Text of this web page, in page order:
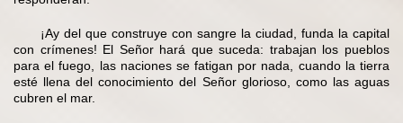
¡Ay del que construye con sangre la ciudad, funda la capital
con crímenes! El Señor hará que suceda: trabajan los pueblos
para el fuego, las naciones se fatigan por nada, cuando la tierra
esté llena del conocimiento del Señor glorioso, como las aguas
cubren el mar.